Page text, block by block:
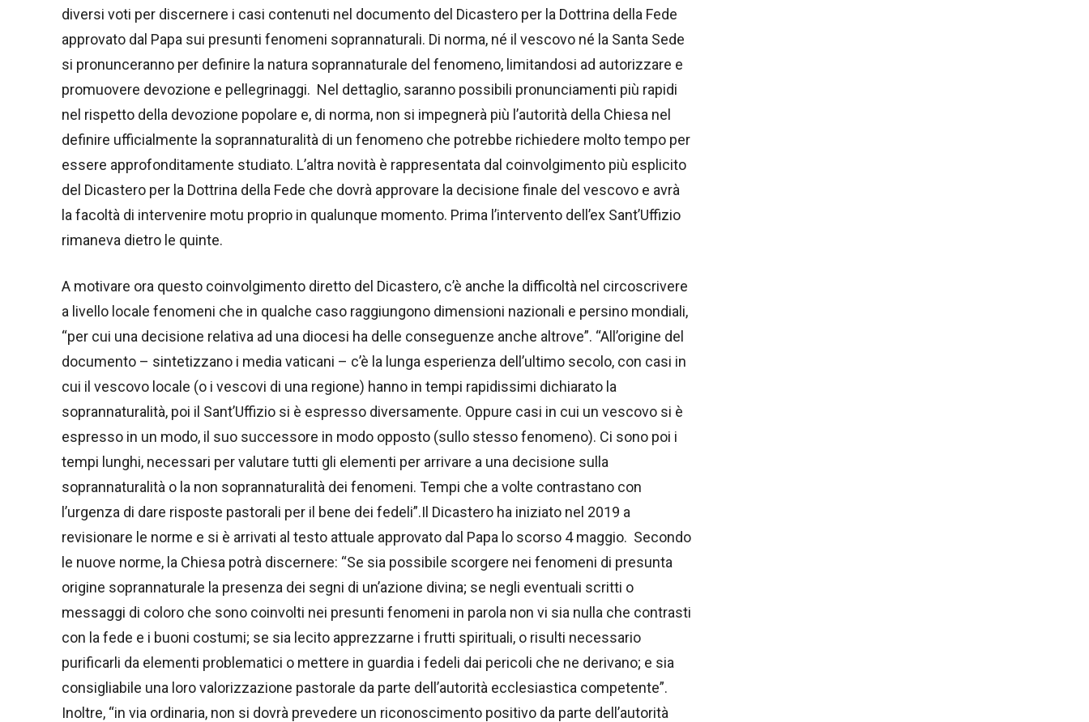
diversi voti per discernere i casi contenuti nel documento del Dicastero per la Dottrina della Fede
approvato dal Papa sui presunti fenomeni soprannaturali. Di norma, né il vescovo né la Santa Sede
si pronunceranno per definire la natura soprannaturale del fenomeno, limitandosi ad autorizzare e
promuovere devozione e pellegrinaggi. Nel dettaglio, saranno possibili pronunciamenti più rapidi
nel rispetto della devozione popolare e, di norma, non si impegnerà più l’autorità della Chiesa nel
definire ufficialmente la soprannaturalità di un fenomeno che potrebbe richiedere molto tempo per
essere approfonditamente studiato. L’altra novità è rappresentata dal coinvolgimento più esplicito
del Dicastero per la Dottrina della Fede che dovrà approvare la decisione finale del vescovo e avrà
la facoltà di intervenire motu proprio in qualunque momento. Prima l’intervento dell’ex Sant’Uffizio
rimaneva dietro le quinte.
A motivare ora questo coinvolgimento diretto del Dicastero, c’è anche la difficoltà nel circoscrivere
a livello locale fenomeni che in qualche caso raggiungono dimensioni nazionali e persino mondiali,
“per cui una decisione relativa ad una diocesi ha delle conseguenze anche altrove”. “All’origine del
documento – sintetizzano i media vaticani – c’è la lunga esperienza dell’ultimo secolo, con casi in
cui il vescovo locale (o i vescovi di una regione) hanno in tempi rapidissimi dichiarato la
soprannaturalità, poi il Sant’Uffizio si è espresso diversamente. Oppure casi in cui un vescovo si è
espresso in un modo, il suo successore in modo opposto (sullo stesso fenomeno). Ci sono poi i
tempi lunghi, necessari per valutare tutti gli elementi per arrivare a una decisione sulla
soprannaturalità o la non soprannaturalità dei fenomeni. Tempi che a volte contrastano con
l’urgenza di dare risposte pastorali per il bene dei fedeli”.Il Dicastero ha iniziato nel 2019 a
revisionare le norme e si è arrivati al testo attuale approvato dal Papa lo scorso 4 maggio. Secondo
le nuove norme, la Chiesa potrà discernere: “Se sia possibile scorgere nei fenomeni di presunta
origine soprannaturale la presenza dei segni di un’azione divina; se negli eventuali scritti o
messaggi di coloro che sono coinvolti nei presunti fenomeni in parola non vi sia nulla che contrasti
con la fede e i buoni costumi; se sia lecito apprezzarne i frutti spirituali, o risulti necessario
purificarli da elementi problematici o mettere in guardia i fedeli dai pericoli che ne derivano; e sia
consigliabile una loro valorizzazione pastorale da parte dell’autorità ecclesiastica competente”.
Inoltre, “in via ordinaria, non si dovrà prevedere un riconoscimento positivo da parte dell’autorità